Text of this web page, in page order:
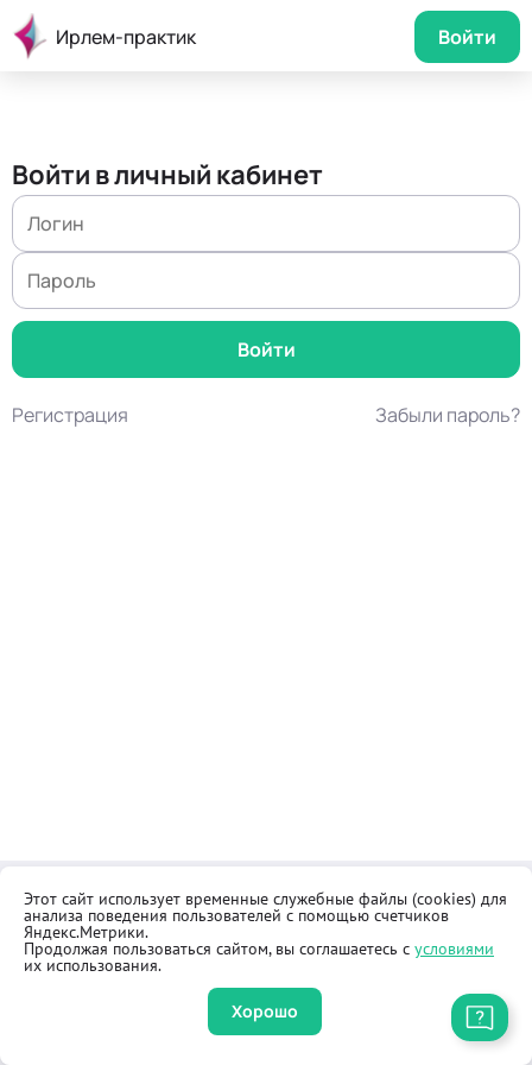
Ирлем-практик Войти
Войти в личный кабинет
Регистрация Забыли пароль?
Контакты
Как купить
Общественная приёмная
Реквизиты
Оферта
Правила продажи товаров
Этот сайт использует временные служебные файлы (cookies) для
анализа поведения пользователей с помощью счетчиков
Яндекс.Метрики.
Продолжая пользоваться сайтом, вы соглашаетесь с условиями
их использования.
Хорошо